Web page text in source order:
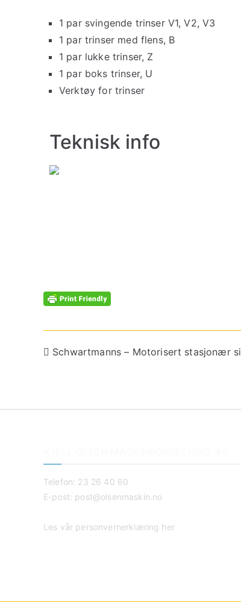
1 par svingende trinser V1, V2, V3
1 par trinser med flens, B
1 par lukke trinser, Z
1 par boks trinser, U
Verktøy for trinser
Teknisk info
Schwartmanns – Motorisert stasjonær
Telefon: 23 26 40 60
E-post: post@olsenmaskin.no
Les vår personvernerklæring her